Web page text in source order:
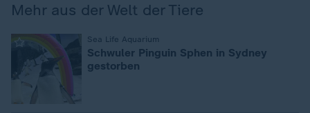
Mehr aus der Welt der Tiere
Sea Life Aquarium
Schwuler Pinguin Sphen in Sydney
gestorben